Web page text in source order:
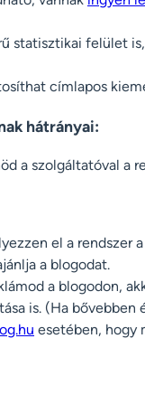
statisztikai felület
címlapos
hátrányai:
a szolgáltatóval a
el a rendszer
a blogodat.
a blogodon,
is. (Ha bővebben
esetében, hogy